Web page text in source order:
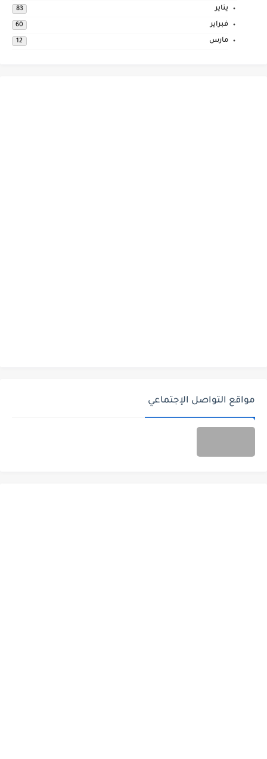
يناير 83
فبراير 60
مارس 12
مواقع التواصل الإجتماعي